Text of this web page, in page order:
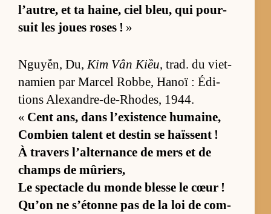
l’au­tre, et ta hai­ne, ciel bleu, qui pour­
suit les joues roses ! »
Nguyễn, Du, Kim Vân Kiều, trad. du viet­
na­mien par Mar­cel Rob­be, Ha­noï : Édi­
tions Alexandre-de-Rho­des, 1944.
« Cent ans, dans l’exis­tence hu­mai­ne,
Com­bien ta­lent et des­tin se haïssent !
À tra­vers l’al­ter­nance de mers et de
champs de mû­riers,
Le spec­tacle du monde blesse le cœur !
Qu’on ne s’étonne pas de la loi de com­